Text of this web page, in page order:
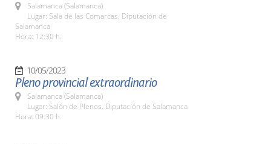
Salamanca (Salamanca)
Lugar: Sala de las Comarcas. Diputación de
Salamanca
Hora: 12:30 h.
10/05/2023
Pleno provincial extraordinario
Salamanca (Salamanca)
Lugar: Salón de Plenos. Diputación de Salamanca
Hora: 09:30 h.